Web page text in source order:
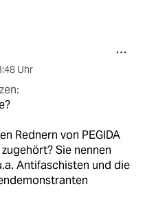
Uhr
Rednern von PEGIDA
Sie nennen
Antifaschisten und die